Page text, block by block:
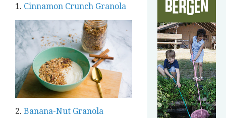
1. Cinnamon Crunch Granola
2. Banana-Nut Granola